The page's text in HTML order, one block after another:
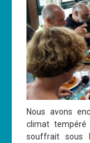
Nous avons
climat
souffrait sous